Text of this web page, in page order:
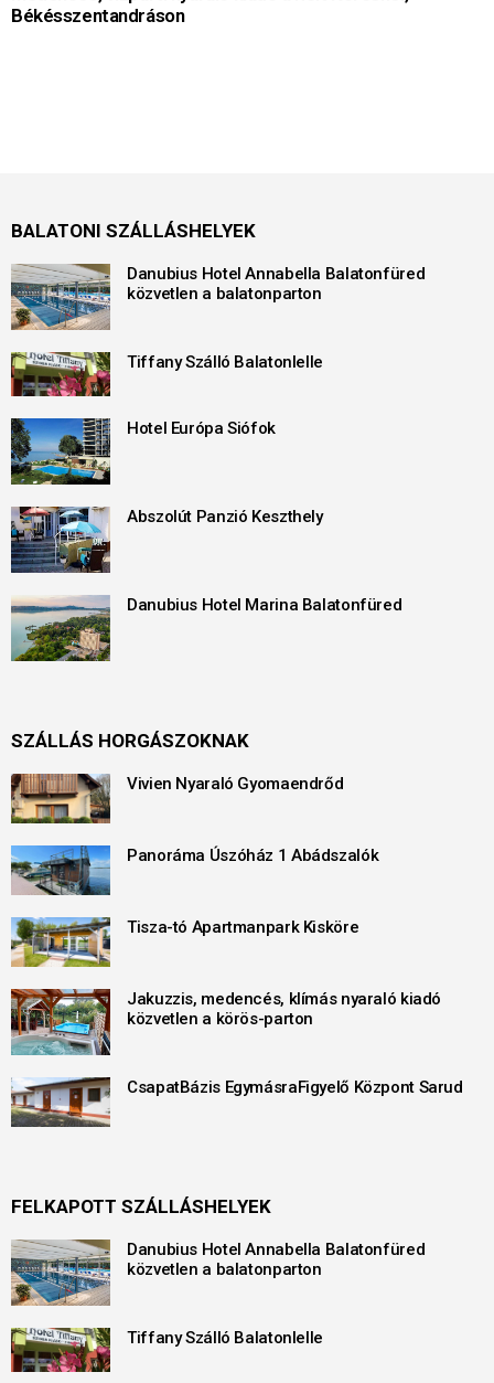
Békésszentandráson
BALATONI SZÁLLÁSHELYEK
Danubius Hotel Annabella Balatonfüred
közvetlen a balatonparton
Tiffany Szálló Balatonlelle
Hotel Európa Siófok
Abszolút Panzió Keszthely
Danubius Hotel Marina Balatonfüred
SZÁLLÁS HORGÁSZOKNAK
Vivien Nyaraló Gyomaendrőd
Panoráma Úszóház 1 Abádszalók
Tisza-tó Apartmanpark Kisköre
Jakuzzis, medencés, klímás nyaraló kiadó
közvetlen a körös-parton
CsapatBázis EgymásraFigyelő Központ Sarud
FELKAPOTT SZÁLLÁSHELYEK
Danubius Hotel Annabella Balatonfüred
közvetlen a balatonparton
Tiffany Szálló Balatonlelle